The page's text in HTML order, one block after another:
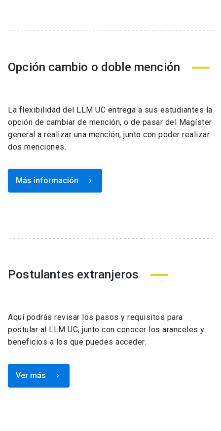
Opción cambio o doble mención
La flexibilidad del LLM UC entrega a sus estudiantes la
opción de cambiar de mención, o de pasar del Magíster
general a realizar una mención, junto con poder realizar
dos menciones.
Más información keyboard_arrow_right
Postulantes extranjeros
Aquí podrás revisar los pasos y requisitos para
postular al LLM UC, junto con conocer los aranceles y
beneficios a los que puedes acceder.
Ver más keyboard_arrow_right